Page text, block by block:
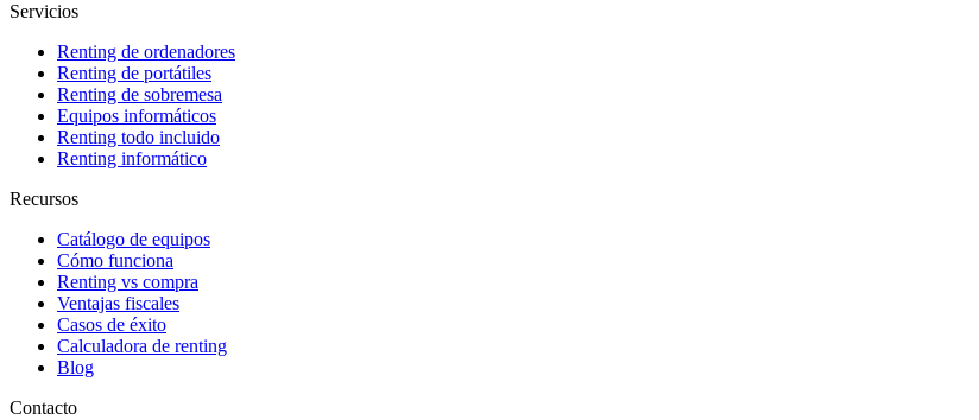
Servicios
Renting de ordenadores
Renting de portátiles
Renting de sobremesa
Equipos informáticos
Renting todo incluido
Renting informático
Recursos
Catálogo de equipos
Cómo funciona
Renting vs compra
Ventajas fiscales
Casos de éxito
Calculadora de renting
Blog
Contacto